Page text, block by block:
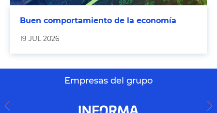
Buen comportamiento de la economía
19 JUL 2026
Empresas del grupo